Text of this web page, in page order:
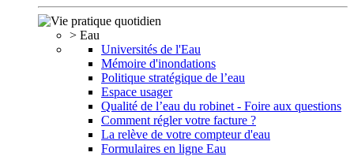
> Eau
Universités de l'Eau
Mémoire d'inondations
Politique stratégique de l’eau
Espace usager
Qualité de l’eau du robinet - Foire aux questions
Comment régler votre facture ?
La relève de votre compteur d'eau
Formulaires en ligne Eau